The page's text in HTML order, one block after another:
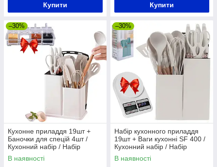
Купити Купити
–30%
Кухонне приладдя 19шт +
Баночки для спецій 4шт /
Кухонний набір / Набір
приладів для кухні
В наявності
–30%
Набір кухонного приладдя
19шт + Ваги кухонні SF 400 /
Кухонний набір / Набір
приладів для кухні
В наявності